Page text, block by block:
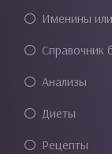
Именины
Справочник
Анализы
Диеты
Рецепты